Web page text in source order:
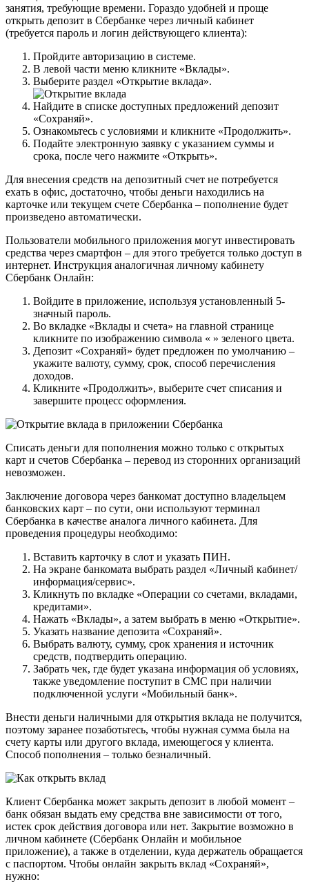
занятия, требующие времени. Гораздо удобней и проще
открыть депозит в Сбербанке через личный кабинет
(требуется пароль и логин действующего клиента):
Пройдите авторизацию в системе.
В левой части меню кликните «Вклады».
Выберите раздел «Открытие вклада».
Найдите в списке доступных предложений депозит
«Сохраняй».
Ознакомьтесь с условиями и кликните «Продолжить».
Подайте электронную заявку с указанием суммы и
срока, после чего нажмите «Открыть».
Для внесения средств на депозитный счет не потребуется
ехать в офис, достаточно, чтобы деньги находились на
карточке или текущем счете Сбербанка – пополнение будет
произведено автоматически.
Пользователи мобильного приложения могут инвестировать
средства через смартфон – для этого требуется только доступ в
интернет. Инструкция аналогичная личному кабинету
Сбербанк Онлайн:
Войдите в приложение, используя установленный 5-
значный пароль.
Во вкладке «Вклады и счета» на главной странице
кликните по изображению символа « » зеленого цвета.
Депозит «Сохраняй» будет предложен по умолчанию –
укажите валюту, сумму, срок, способ перечисления
доходов.
Кликните «Продолжить», выберите счет списания и
завершите процесс оформления.
Списать деньги для пополнения можно только с открытых
карт и счетов Сбербанка – перевод из сторонних организаций
невозможен.
Заключение договора через банкомат доступно владельцем
банковских карт – по сути, они используют терминал
Сбербанка в качестве аналога личного кабинета. Для
проведения процедуры необходимо:
Вставить карточку в слот и указать ПИН.
На экране банкомата выбрать раздел «Личный кабинет/
информация/сервис».
Кликнуть по вкладке «Операции со счетами, вкладами,
кредитами».
Нажать «Вклады», а затем выбрать в меню «Открытие».
Указать название депозита «Сохраняй».
Выбрать валюту, сумму, срок хранения и источник
средств, подтвердить операцию.
Забрать чек, где будет указана информация об условиях,
также уведомление поступит в СМС при наличии
подключенной услуги «Мобильный банк».
Внести деньги наличными для открытия вклада не получится,
поэтому заранее позаботьтесь, чтобы нужная сумма была на
счету карты или другого вклада, имеющегося у клиента.
Способ пополнения – только безналичный.
Клиент Сбербанка может закрыть депозит в любой момент –
банк обязан выдать ему средства вне зависимости от того,
истек срок действия договора или нет. Закрытие возможно в
личном кабинете (Сбербанк Онлайн и мобильное
приложение), а также в отделении, куда держатель обращается
с паспортом. Чтобы онлайн закрыть вклад «Сохраняй»,
нужно: